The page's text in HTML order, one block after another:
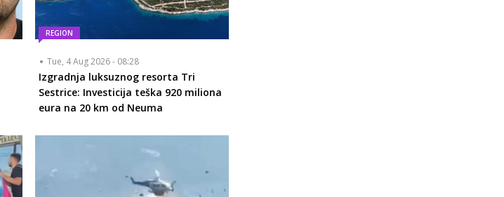
REGION
Tue, 4 Aug 2026 - 08:28
Izgradnja luksuznog resorta Tri
Sestrice: Investicija teška 920 miliona
eura na 20 km od Neuma